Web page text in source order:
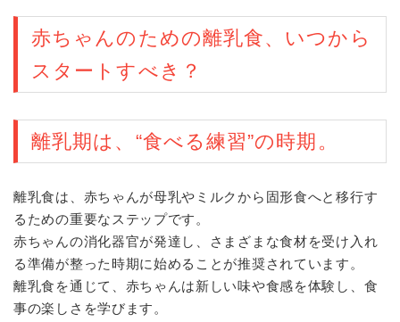
赤ちゃんのための離乳食、いつから
スタートすべき？
離乳期は、“食べる練習”の時期。
離乳食は、赤ちゃんが母乳やミルクから固形食へと移行す
るための重要なステップです。
赤ちゃんの消化器官が発達し、さまざまな食材を受け入れ
る準備が整った時期に始めることが推奨されています。
離乳食を通じて、赤ちゃんは新しい味や食感を体験し、食
事の楽しさを学びます。